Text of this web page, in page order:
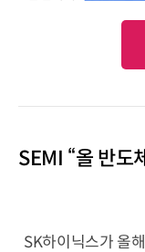
SEMI “올 반도
SK하이닉스가 올